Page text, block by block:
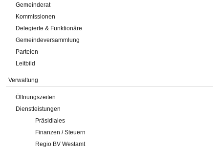
Gemeinderat
Kommissionen
Delegierte & Funktionäre
Gemeindeversammlung
Parteien
Leitbild
Verwaltung
Öffnungszeiten
Dienstleistungen
Präsidiales
Finanzen / Steuern
Regio BV Westamt